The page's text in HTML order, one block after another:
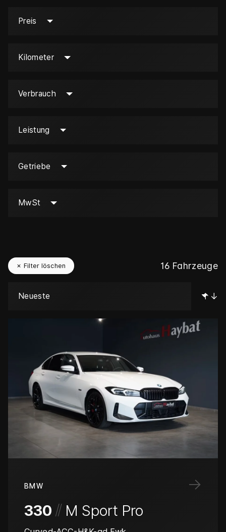
Preis
Kilometer
Verbrauch
Leistung
Getriebe
MwSt
↑↓
✗ Filter löschen 16 Fahrzeuge
→
BMW
330 // M Sport Pro